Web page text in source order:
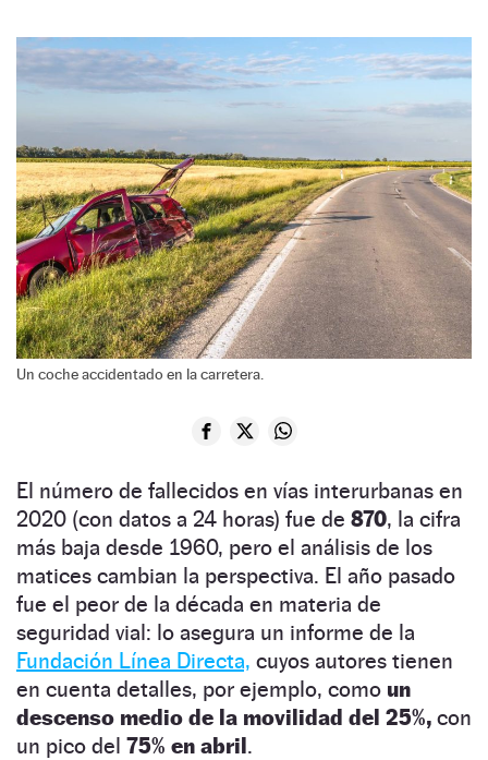
Un coche accidentado en la carretera.
El número de fallecidos en vías interurbanas en
2020 (con datos a 24 horas) fue de 870, la cifra
más baja desde 1960, pero el análisis de los
matices cambian la perspectiva. El año pasado
fue el peor de la década en materia de
seguridad vial: lo asegura un informe de la
Fundación Línea Directa, cuyos autores tienen
en cuenta detalles, por ejemplo, como un
descenso medio de la movilidad del 25%, con
un pico del 75% en abril.